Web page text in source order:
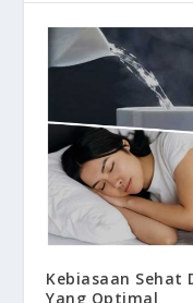
Kebiasaan Sehat
Yang Optimal